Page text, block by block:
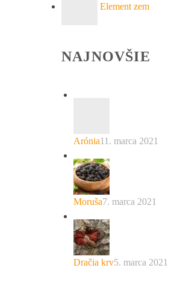
Element zem
NAJNOVŠIE
Arónia11. marca 2021
Moruša7. marca 2021
Dračia krv5. marca 2021